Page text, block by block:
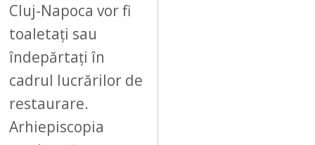
Cluj-Napoca vor fi
toaletați sau
îndepărtați în
cadrul lucrărilor de
restaurare.
Arhiepiscopia